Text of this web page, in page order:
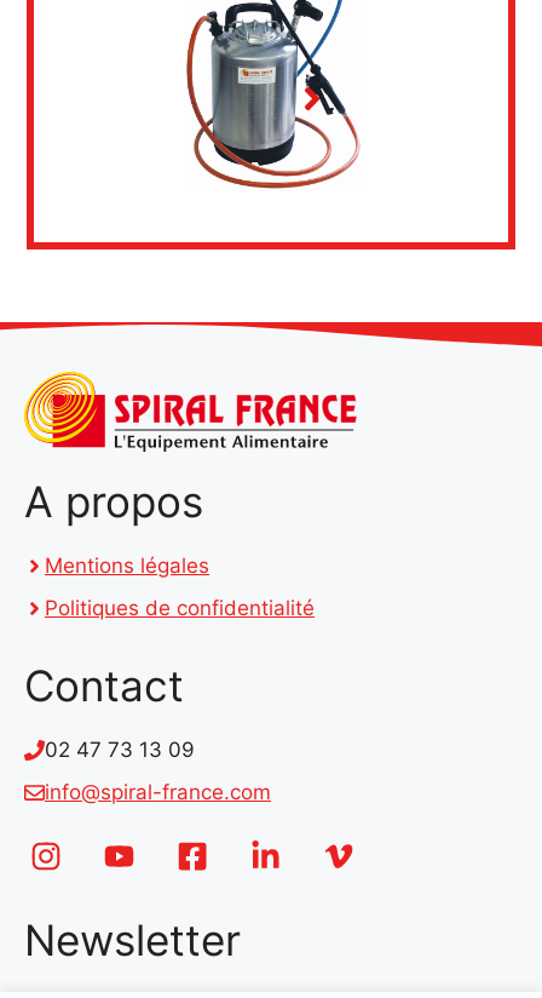
A propos
Mentions légales
Politiques de confidentialité
Contact
02 47 73 13 09
info@spiral-france.com
Newsletter